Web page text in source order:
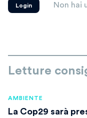
Login Non hai
Letture
AMBIENTE
La Cop29 sarà